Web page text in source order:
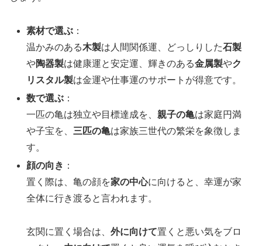
素材で選ぶ ：
温かみのある木製は人間関係運、どっしりした石製
や陶器製は健康運と安定運、輝きのある金属製やク
リスタル製は金運や仕事運のサポートが得意です。
数で選ぶ ：
一匹の亀は独立や目標達成を、親子の亀は家庭円満
や子宝を、 三匹の亀は家族三世代の繁栄を象徴しま
す。
顔の向き ：
置く際は、亀の顔を家の中心に向けると、幸運が家
全体に行き渡ると言われます。
玄関に置く場合は、外に向けて置くと悪い気をブロ